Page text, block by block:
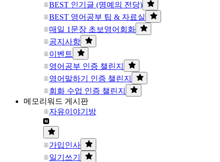
BEST 인기글 (명예의 전당)
BEST 영어공부 팁 & 자료실
매일 1문장 초보영어회화
공지사항
이벤트
영어공부 인증 챌린지
영어말하기 인증 챌린지
회화 수업 인증 챌린지
메모리워드 게시판
자유이야기방
가입인사
일기쓰기